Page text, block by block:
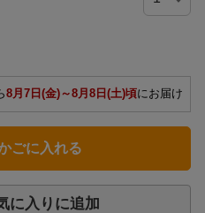
8月7日(金)～8月8日(土)頃にお届け
ごに入れる
に入りに追加